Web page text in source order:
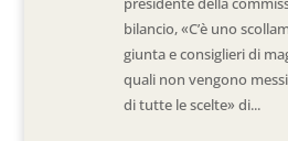
bilancio, «C’è uno
giunta e consiglieri di
quali non vengono
di tutte le scelte» di...